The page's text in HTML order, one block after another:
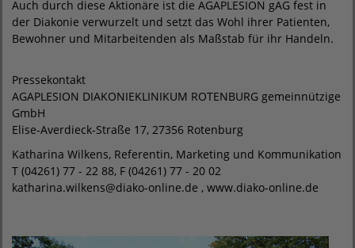
Auch durch diese Aktionäre ist die AGAPLESION gAG fest in
der Diakonie verwurzelt und setzt das Wohl ihrer Patienten,
Bewohner und Mitarbeitenden als Maßstab für ihr Handeln.
Pressekontakt
AGAPLESION DIAKONIEKLINIKUM ROTENBURG gemeinnützige
GmbH
Elise-Averdieck-Straße 17, 27356 Rotenburg
Katharina Wilkens, Referentin, Marketing und Kommunikation
T (04261) 77 - 22 88, F (04261) 77 - 20 02
katharina.wilkens@diako-online.de , www.diako-online.de